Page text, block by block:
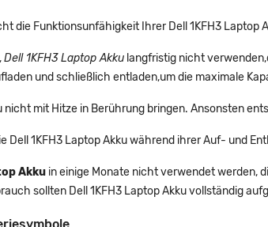
die Funktionsunfähigkeit Ihrer Dell 1KFH3 Laptop
Dell 1KFH3 Laptop Akku langfristig nicht
und schließlich entladen,um die maximale
nicht mit Hitze in Berührung bringen. Ansonsten
Dell 1KFH3 Laptop Akku während ihrer Auf- und
Akku in einige Monate nicht verwendet werden,
sollten Dell 1KFH3 Laptop Akku vollständig